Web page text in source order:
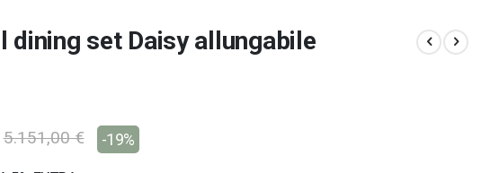
dining set Daisy allungabile
5.151,00 € -19%